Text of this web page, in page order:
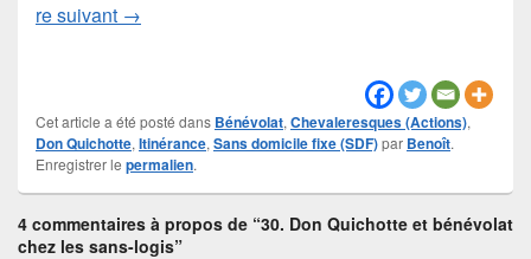
re suivant →
Cet article a été posté dans Bénévolat, Chevaleresques (Actions),
Don Quichotte, Itinérance, Sans domicile fixe (SDF)par Benoît.
Enregistrer le permalien.
4 commentaires à propos de “30. Don Quichotte et bénévolat
chez les sans-logis”